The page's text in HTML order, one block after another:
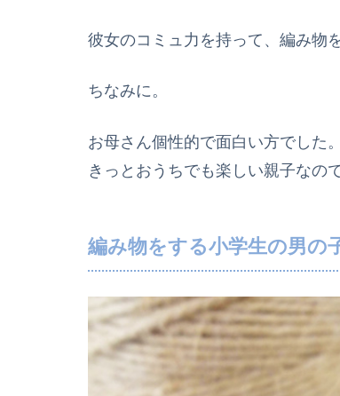
彼女のコミュ力を持って、編み物
ちなみに。
お母さん個性的で面白い方でした。
きっとおうちでも楽しい親子なの
編み物をする小学生の男の